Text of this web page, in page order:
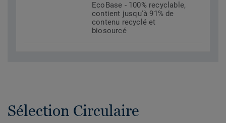
EcoBase - 100% recyclable,
contient jusqu'à 91% de
contenu recyclé et
biosourcé
Sélection Circulaire